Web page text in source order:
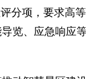
分项，要求高
览、应急响应